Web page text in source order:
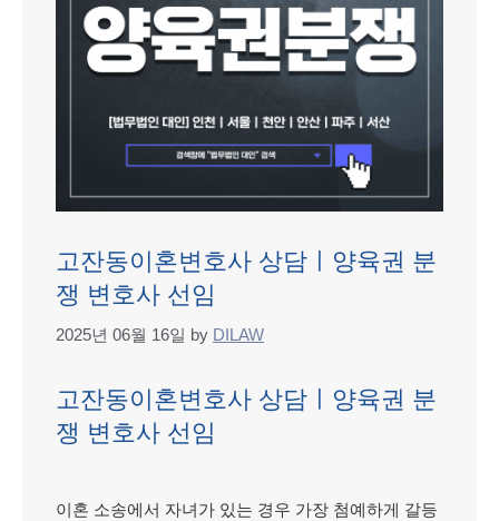
고잔동이혼변호사 상담ㅣ양육권 분
쟁 변호사 선임
2025년 06월 16일 by DILAW
고잔동이혼변호사 상담ㅣ양육권 분
쟁 변호사 선임
이혼 소송에서 자녀가 있는 경우 가장 첨예하게 갈등